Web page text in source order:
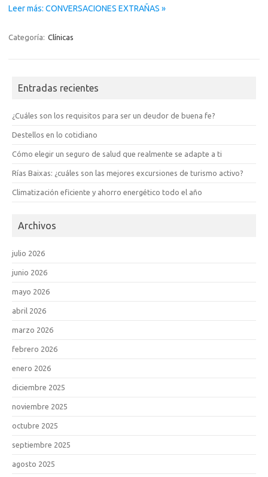
Leer más: CONVERSACIONES EXTRAÑAS »
Categoría: Clínicas
Entradas recientes
¿Cuáles son los requisitos para ser un deudor de buena fe?
Destellos en lo cotidiano
Cómo elegir un seguro de salud que realmente se adapte a ti
Rías Baixas: ¿cuáles son las mejores excursiones de turismo activo?
Climatización eficiente y ahorro energético todo el año
Archivos
julio 2026
junio 2026
mayo 2026
abril 2026
marzo 2026
febrero 2026
enero 2026
diciembre 2025
noviembre 2025
octubre 2025
septiembre 2025
agosto 2025